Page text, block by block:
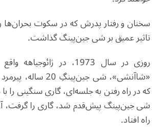
سخنان و رفتار پدرش که در سکوت بحران‌ها
تاثیر عمیق بر شی جین‌پینگ گذاشت.
روزی در سال 1973، در
که در راه رفتن به جلسه‌ای، گاری سنگینی
شی جین‌پینگ پیش‌قدم شد، گاری را گرفت،
راه افتاد.